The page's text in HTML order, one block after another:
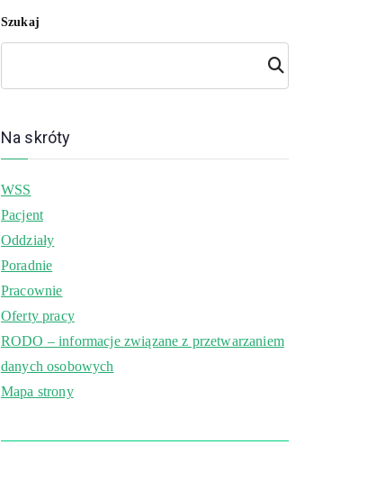
Szukaj
Szuk
aj
Na skróty
WSS
Pacjent
Oddziały
Poradnie
Pracownie
Oferty pracy
RODO – informacje związane z przetwarzaniem
danych osobowych
Mapa strony